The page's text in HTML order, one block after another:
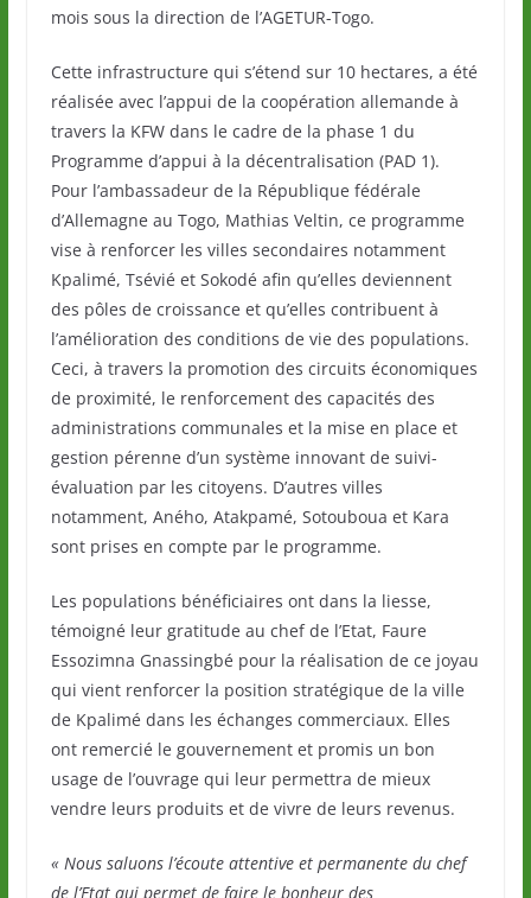
mois sous la direction de l’AGETUR-Togo.
Cette infrastructure qui s’étend sur 10 hectares, a été
réalisée avec l’appui de la coopération allemande à
travers la KFW dans le cadre de la phase 1 du
Programme d’appui à la décentralisation (PAD 1).
Pour l’ambassadeur de la République fédérale
d’Allemagne au Togo, Mathias Veltin, ce programme
vise à renforcer les villes secondaires notamment
Kpalimé, Tsévié et Sokodé afin qu’elles deviennent
des pôles de croissance et qu’elles contribuent à
l’amélioration des conditions de vie des populations.
Ceci, à travers la promotion des circuits économiques
de proximité, le renforcement des capacités des
administrations communales et la mise en place et
gestion pérenne d’un système innovant de suivi-
évaluation par les citoyens. D’autres villes
notamment, Aného, Atakpamé, Sotouboua et Kara
sont prises en compte par le programme.
Les populations bénéficiaires ont dans la liesse,
témoigné leur gratitude au chef de l’Etat, Faure
Essozimna Gnassingbé pour la réalisation de ce joyau
qui vient renforcer la position stratégique de la ville
de Kpalimé dans les échanges commerciaux. Elles
ont remercié le gouvernement et promis un bon
usage de l’ouvrage qui leur permettra de mieux
vendre leurs produits et de vivre de leurs revenus.
« Nous saluons l’écoute attentive et permanente du chef
de l’Etat qui permet de faire le bonheur des